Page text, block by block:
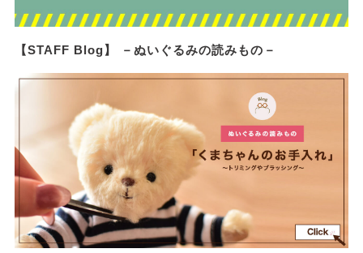
【STAFF Blog】 －ぬいぐるみの読みもの－